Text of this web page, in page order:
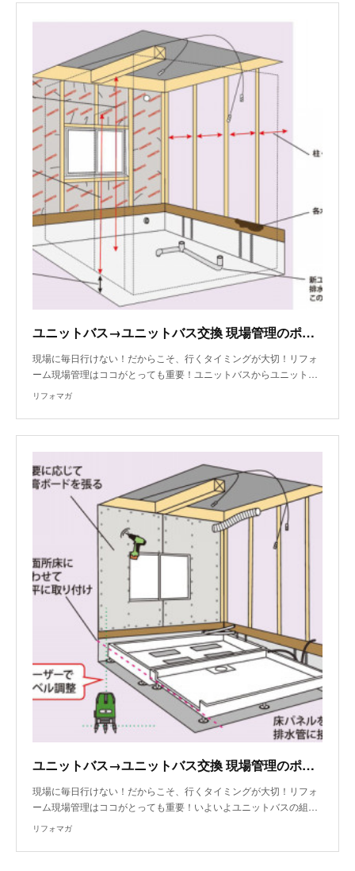
ユニットバス→ユニットバス交換 現場管理のポイント～解体後確認
現場に毎日行けない！だからこそ、行くタイミングが大切！リフォ
ーム現場管理はココがとっても重要！ユニットバスからユニット…
リフォマガ
ユニットバス→ユニットバス交換 現場管理のポイント～ユニットバス組み立て
現場に毎日行けない！だからこそ、行くタイミングが大切！リフォ
ーム現場管理はココがとっても重要！いよいよユニットバスの組…
リフォマガ